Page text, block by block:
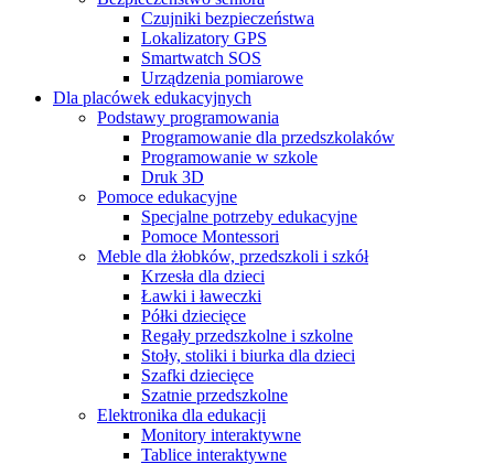
Czujniki bezpieczeństwa
Lokalizatory GPS
Smartwatch SOS
Urządzenia pomiarowe
Dla placówek edukacyjnych
Podstawy programowania
Programowanie dla przedszkolaków
Programowanie w szkole
Druk 3D
Pomoce edukacyjne
Specjalne potrzeby edukacyjne
Pomoce Montessori
Meble dla żłobków, przedszkoli i szkół
Krzesła dla dzieci
Ławki i ławeczki
Półki dziecięce
Regały przedszkolne i szkolne
Stoły, stoliki i biurka dla dzieci
Szafki dziecięce
Szatnie przedszkolne
Elektronika dla edukacji
Monitory interaktywne
Tablice interaktywne